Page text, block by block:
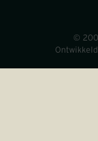
©